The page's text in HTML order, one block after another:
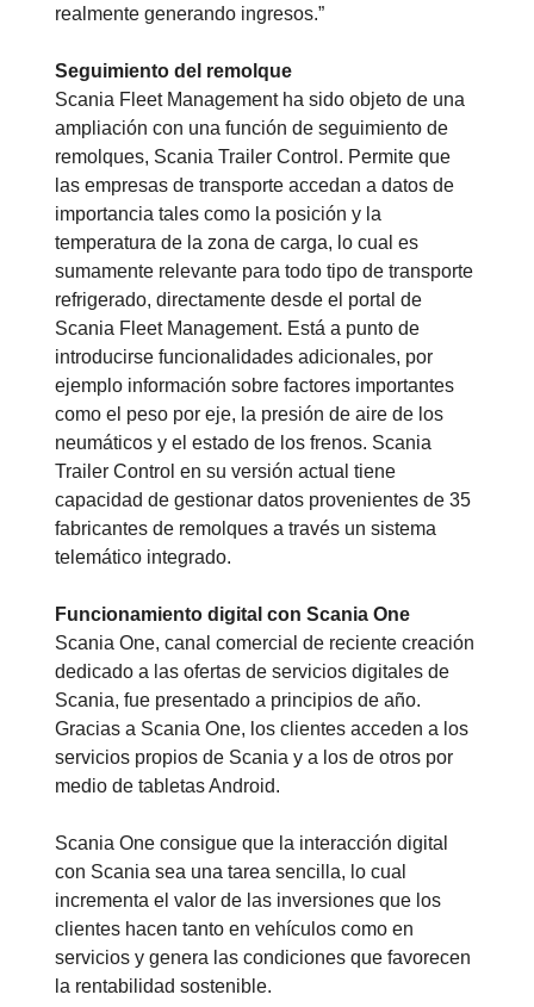
realmente generando ingresos.”
Seguimiento del remolque
Scania Fleet Management ha sido objeto de una
ampliación con una función de seguimiento de
remolques, Scania Trailer Control. Permite que
las empresas de transporte accedan a datos de
importancia tales como la posición y la
temperatura de la zona de carga, lo cual es
sumamente relevante para todo tipo de transporte
refrigerado, directamente desde el portal de
Scania Fleet Management. Está a punto de
introducirse funcionalidades adicionales, por
ejemplo información sobre factores importantes
como el peso por eje, la presión de aire de los
neumáticos y el estado de los frenos. Scania
Trailer Control en su versión actual tiene
capacidad de gestionar datos provenientes de 35
fabricantes de remolques a través un sistema
telemático integrado.
Funcionamiento digital con Scania One
Scania One, canal comercial de reciente creación
dedicado a las ofertas de servicios digitales de
Scania, fue presentado a principios de año.
Gracias a Scania One, los clientes acceden a los
servicios propios de Scania y a los de otros por
medio de tabletas Android.
Scania One consigue que la interacción digital
con Scania sea una tarea sencilla, lo cual
incrementa el valor de las inversiones que los
clientes hacen tanto en vehículos como en
servicios y genera las condiciones que favorecen
la rentabilidad sostenible.